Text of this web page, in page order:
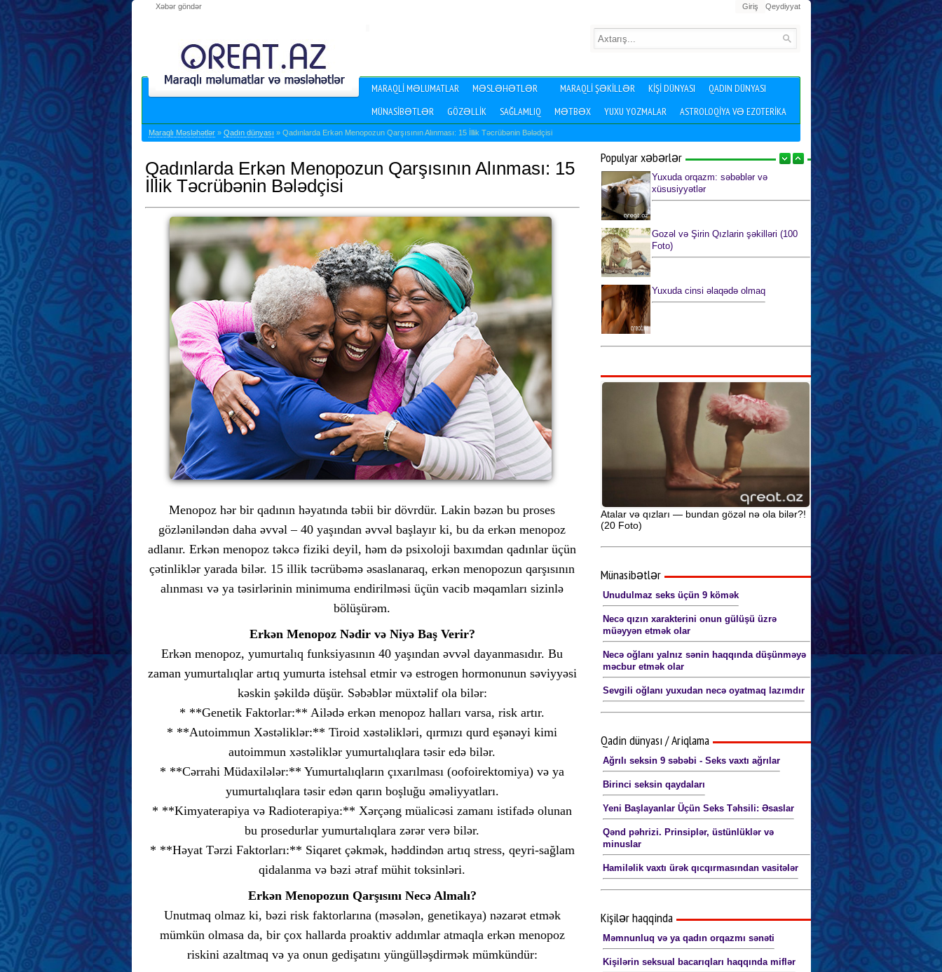
Xəbər göndər Qeydiyyat
Giriş
MARAQLI MƏLUMATLAR MƏSLƏHƏTLƏR MARAQLI ŞƏKILLƏR KIŞI DÜNYASI
QADIN DÜNYASI
MÜNASIBƏTLƏR
GÖZƏLLIK SAĞLAMLIQ MƏTBƏX YUXU YOZMALAR ASTROLOQIYA VƏ EZOTERIKA
Maraqlı Məsləhətlər » Qadın dünyası » Qadınlarda Erkən Menopozun Qarşısının Alınması: 15 İllik Təcrübənin Bələdçisi
Qadınlarda Erkən Menopozun Qarşısının Alınması: 15
İllik Təcrübənin Bələdçisi
Menopoz hər bir qadının həyatında təbii bir dövrdür. Lakin bəzən bu proses
gözləniləndən daha əvvəl – 40 yaşından əvvəl başlayır ki, bu da erkən menopoz
adlanır. Erkən menopoz təkcə fiziki deyil, həm də psixoloji baxımdan qadınlar üçün
çətinliklər yarada bilər. 15 illik təcrübəmə əsaslanaraq, erkən menopozun qarşısının
alınması və ya təsirlərinin minimuma endirilməsi üçün vacib məqamları sizinlə
bölüşürəm.
Erkən Menopoz Nədir və Niyə Baş Verir?
Erkən menopoz, yumurtalıq funksiyasının 40 yaşından əvvəl dayanmasıdır. Bu
zaman yumurtalıqlar artıq yumurta istehsal etmir və estrogen hormonunun səviyyəsi
kəskin şəkildə düşür. Səbəblər müxtəlif ola bilər:
* **Genetik Faktorlar:** Ailədə erkən menopoz halları varsa, risk artır.
* **Autoimmun Xəstəliklər:** Tiroid xəstəlikləri, qırmızı qurd eşənəyi kimi
autoimmun xəstəliklər yumurtalıqlara təsir edə bilər.
* **Cərrahi Müdaxilələr:** Yumurtalıqların çıxarılması (oofoirektomiya) və ya
yumurtalıqlara təsir edən qarın boşluğu əməliyyatları.
* **Kimyaterapiya və Radioterapiya:** Xərçəng müalicəsi zamanı istifadə olunan
bu prosedurlar yumurtalıqlara zərər verə bilər.
* **Həyat Tərzi Faktorları:** Siqaret çəkmək, həddindən artıq stress, qeyri-sağlam
qidalanma və bəzi ətraf mühit toksinləri.
Erkən Menopozun Qarşısını Necə Almalı?
Unutmaq olmaz ki, bəzi risk faktorlarına (məsələn, genetikaya) nəzarət etmək
mümkün olmasa da, bir çox hallarda proaktiv addımlar atmaqla erkən menopoz
riskini azaltmaq və ya onun gedişatını yüngülləşdirmək mümkündür:
Populyar xəbərlər
Yuxuda orqazm: səbəblər və
xüsusiyyətlər
Gozəl və Şirin Qızlarin şəkilləri (100
Foto)
Yuxuda cinsi əlaqədə olmaq
Seksual sağlamlıq və idman
Seks yuxularının mənasını siz də
öyrənin
Anal seks pozaları (şəkillərlə) 18+
Atalar və qızları — bundan gözəl nə ola bilər?!
(20 Foto)
Münasibətlər
Unudulmaz seks üçün 9 kömək
Necə qızın xarakterini onun gülüşü üzrə
müəyyən etmək olar
Necə oğlanı yalnız sənin haqqında düşünməyə
məcbur etmək olar
Sevgili oğlanı yuxudan necə oyatmaq lazımdır
Qadin dünyası / Ariqlama
Ağrılı seksin 9 səbəbi - Seks vaxtı ağrılar
Birinci seksin qaydaları
Yeni Başlayanlar Üçün Seks Təhsili: Əsaslar
Qənd pəhrizi. Prinsiplər, üstünlüklər və
minuslar
Hamiləlik vaxtı ürək qıcqırmasından vasitələr
Kişilər haqqinda
Məmnunluq və ya qadın orqazmı sənəti
Kişilərin seksual bacarıqları haqqında miflər